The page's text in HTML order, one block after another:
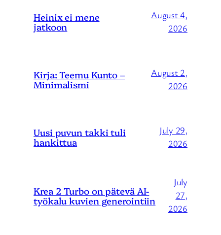
Heinix ei mene
jatkoon
August 4,
2026
Kirja: Teemu Kunto –
Minimalismi
August 2,
2026
Uusi puvun takki tuli
hankittua
July 29,
2026
Krea 2 Turbo on pätevä AI-
työkalu kuvien generointiin
July
27,
2026